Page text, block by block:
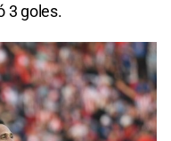
3 goles.